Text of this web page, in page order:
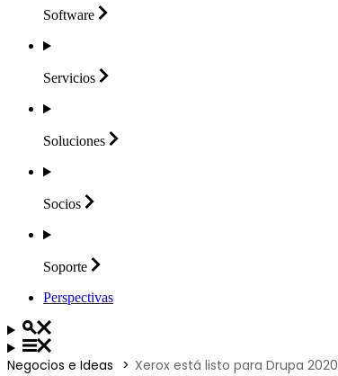
Software
Servicios
Soluciones
Socios
Soporte
Perspectivas
Negocios e Ideas Xerox está listo para Drupa 2020